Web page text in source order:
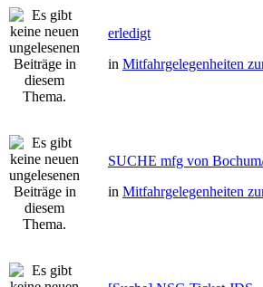
erledigt
in Mitfahrgelegenheiten
SUCHE mfg von
in Mitfahrgelegenheiten